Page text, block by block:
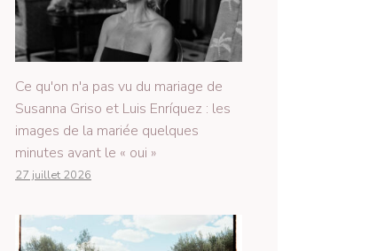
Ce qu'on n'a pas vu du mariage de
Susanna Griso et Luis Enríquez : les
images de la mariée quelques
minutes avant le « oui »
27 juillet 2026